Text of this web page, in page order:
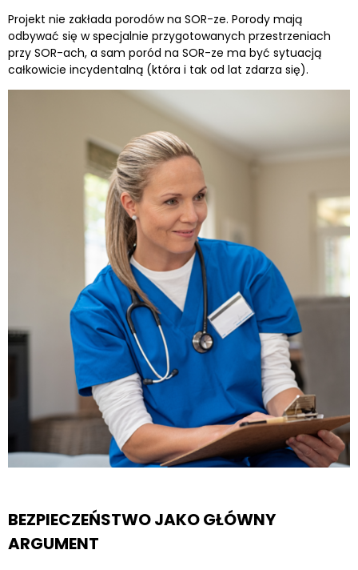
Projekt nie zakłada porodów na SOR-ze. Porody mają
odbywać się w specjalnie przygotowanych przestrzeniach
przy SOR-ach, a sam poród na SOR-ze ma być sytuacją
całkowicie incydentalną (która i tak od lat zdarza się).
BEZPIECZEŃSTWO JAKO GŁÓWNY
ARGUMENT